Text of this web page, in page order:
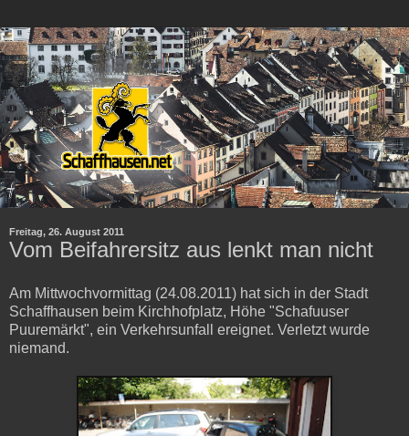
Freitag, 26. August 2011
Vom Beifahrersitz aus lenkt man nicht
Am Mittwochvormittag (24.08.2011) hat sich in der Stadt
Schaffhausen beim Kirchhofplatz, Höhe "Schafuuser
Puuremärkt", ein Verkehrsunfall ereignet. Verletzt wurde
niemand.